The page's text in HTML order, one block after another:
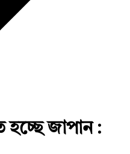
হচ্ছে জাপান :